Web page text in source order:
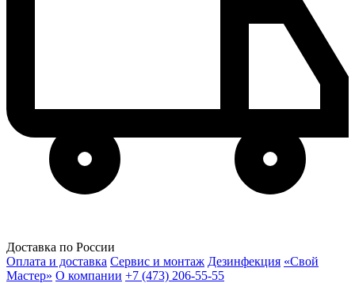
Доставка по России
Оплата и доставка Сервис и монтаж Дезинфекция «Свой
Мастер» О компании +7 (473) 206-55-55